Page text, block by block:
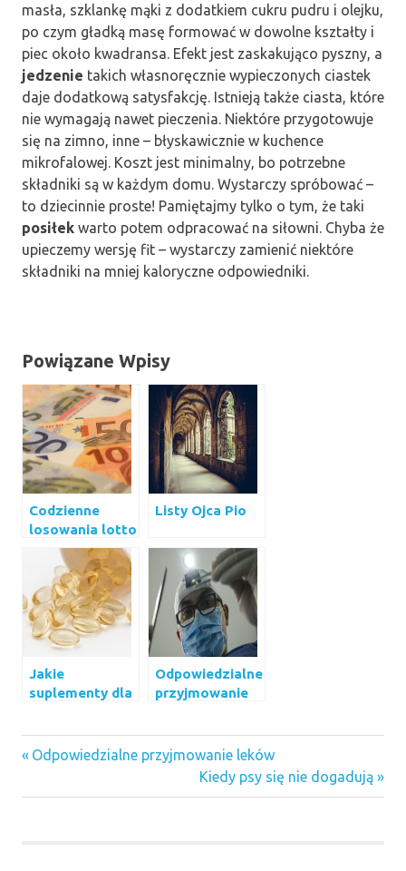
masła, szklankę mąki z dodatkiem cukru pudru i olejku,
po czym gładką masę formować w dowolne kształty i
piec około kwadransa. Efekt jest zaskakująco pyszny, a
jedzenie takich własnoręcznie wypieczonych ciastek
daje dodatkową satysfakcję. Istnieją także ciasta, które
nie wymagają nawet pieczenia. Niektóre przygotowuje
się na zimno, inne – błyskawicznie w kuchence
mikrofalowej. Koszt jest minimalny, bo potrzebne
składniki są w każdym domu. Wystarczy spróbować –
to dziecinnie proste! Pamiętajmy tylko o tym, że taki
posiłek warto potem odpracować na siłowni. Chyba że
upieczemy wersję fit – wystarczy zamienić niektóre
składniki na mniej kaloryczne odpowiedniki.
Powiązane Wpisy
Codzienne
losowania lotto
Listy Ojca Pio
Jakie
suplementy dla
Odpowiedzialne
przyjmowanie
jedzenie
żywność
Nawigacja
wpisu
Previous
Odpowiedzialne przyjmowanie leków
Next
Post:
Kiedy psy się nie dogadują